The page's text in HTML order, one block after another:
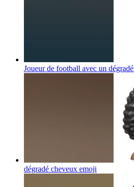
Joueur de football avec un dégradé
dégradé cheveux emoji